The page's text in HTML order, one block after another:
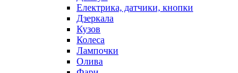
Електрика, датчики, кнопки
Дзеркала
Кузов
Колеса
Лампочки
Олива